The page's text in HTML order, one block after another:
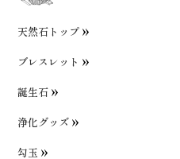
天然石トップ
ブレスレット
誕生石
浄化グッズ
勾玉